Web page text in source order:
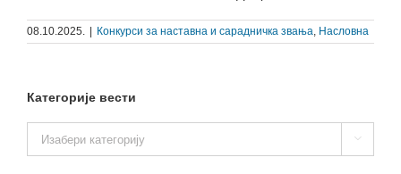
08.10.2025. Конкурси за наставна и сарадничка звања, Насловна
Категорије вести
вести
